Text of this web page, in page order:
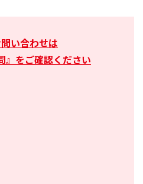
い合わせは
』をご確認ください